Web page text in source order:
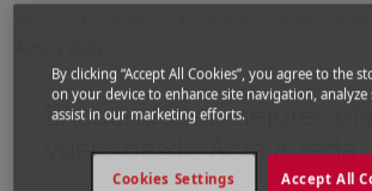
Encuentre las mejores
vuelo desde Acra a Yeda
Por favor, intente actualizar su
By clicking “Accept All Cookies”, you agree to the
on your device to enhance site navigation, analyze
assist in our marketing efforts.
Accept All
Cookies Settings